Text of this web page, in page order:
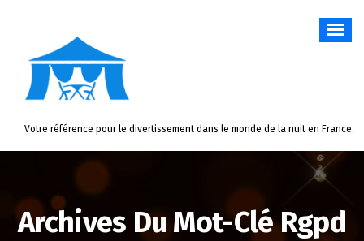
Votre référence pour le divertissement dans le monde de la nuit en France.
Archives Du Mot-Clé Rgpd